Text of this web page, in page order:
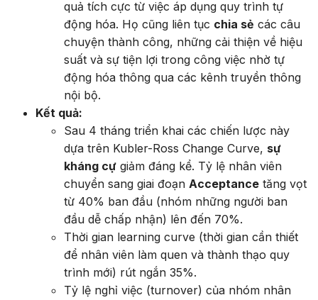
quả tích cực từ việc áp dụng quy trình tự
động hóa. Họ cũng liên tục chia sẻ các câu
chuyện thành công, những cải thiện về hiệu
suất và sự tiện lợi trong công việc nhờ tự
động hóa thông qua các kênh truyền thông
nội bộ.
Kết quả:
Sau 4 tháng triển khai các chiến lược này
dựa trên Kubler-Ross Change Curve, sự
kháng cự giảm đáng kể. Tỷ lệ nhân viên
chuyển sang giai đoạn Acceptance tăng vọt
từ 40% ban đầu (nhóm những người ban
đầu dễ chấp nhận) lên đến 70%.
Thời gian learning curve (thời gian cần thiết
để nhân viên làm quen và thành thạo quy
trình mới) rút ngắn 35%.
Tỷ lệ nghỉ việc (turnover) của nhóm nhân